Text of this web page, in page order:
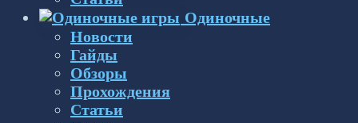
Одиночные
Новости
Гайды
Обзоры
Прохождения
Статьи